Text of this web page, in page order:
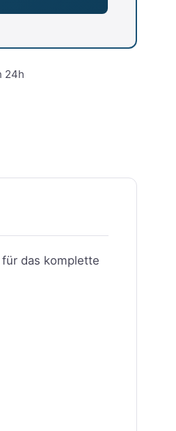
24h
das komplette